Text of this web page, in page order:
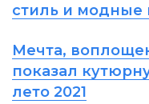
стиль и
Мечта,
показал
лето 2021